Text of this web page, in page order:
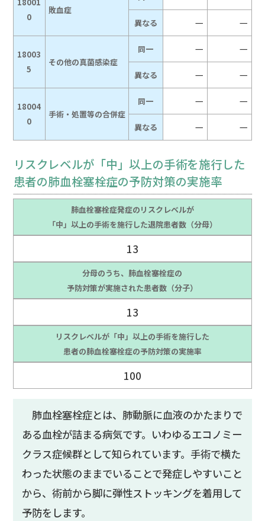
0
敗血症
異なる － －
18003
5
その他の真菌感染症
同一 － －
異なる － －
18004
0
手術・処置等の合併症
同一 － －
異なる － －
リスクレベルが「中」以上の手術を施行した
患者の肺血栓塞栓症の予防対策の実施率
肺血栓塞栓症発症のリスクレベルが
「中」以上の手術を施行した退院患者数（分母）
13
分母のうち、肺血栓塞栓症の
予防対策が実施された患者数（分子）
13
リスクレベルが「中」以上の手術を施行した
患者の肺血栓塞栓症の予防対策の実施率
100
肺血栓塞栓症とは、肺動脈に血液のかたまりで
ある血栓が詰まる病気です。いわゆるエコノミー
クラス症候群として知られています。手術で横た
わった状態のままでいることで発症しやすいこと
から、術前から脚に弾性ストッキングを着用して
予防をします。